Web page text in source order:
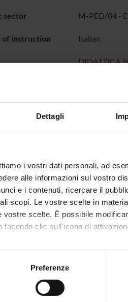
Dettagli
i vostri dati personali, ad
alle informazioni sul vostro
e i contenuti, ricercare il
scopi. Le vostre scelte in
vostre scelte. È possibile
facendo clic sull'icona di
anche:
sulla tua posizione geografica,
Preferenze
sector M-PED/04 -
of instruction Italian
DIDATTICA
schedule